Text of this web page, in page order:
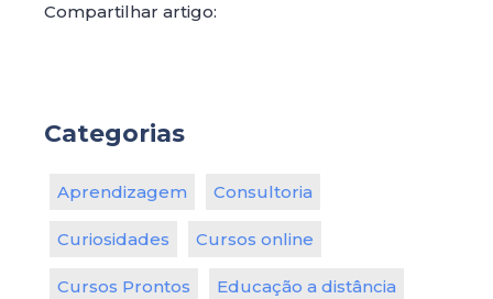
Compartilhar artigo:
Categorias
Aprendizagem Consultoria
Curiosidades Cursos online
Cursos Prontos Educação a distância